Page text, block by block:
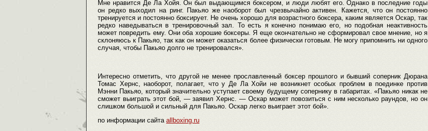
Мне нравится Де Ла Хойя. Он был выдающимся боксером, и люди любят его. Однако в последние годы
он редко выходил на ринг. Пакьяо же наоборот был чрезвычайно активен. Кажется, что он постоянно
тренируется и постоянно боксирует. Не очень хорошо для возрастного боксера, каким является Оскар, так
редко наведываться в тренировочный зал. То есть я конечно понимаю его, но подобная неактивность
может повредить ему. Они оба хорошие боксеры. Я еще окончательно не сформировал свое мнение, но я
склоняюсь к Пакьяо, так как он может оказаться более физически готовым. Не могу припомнить ни одного
случая, чтобы Пакьяо долго не тренировался».
Интересно отметить, что другой не менее прославленный боксер прошлого и бывший соперник Дюрана
Томас Хернс, наоборот, полагает, что у Де Ла Хойи не возникнет особых проблем в поединке против
Мэнни Пакьяо, который значительно уступает своему будущему сопернику в габаритах. «Пакьяо никак не
сможет выиграть этот бой, — заявил Хернс. — Оскар может повозиться с ним несколько раундов, но он
слишком большой и сильный для Пакьяо. Оскар легко выиграет этот бой».
по информации сайта allboxing.ru